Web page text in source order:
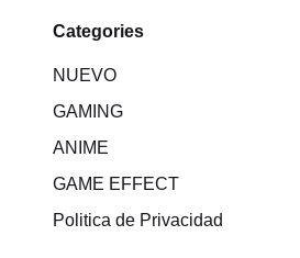
Categories
NUEVO
GAMING
ANIME
GAME EFFECT
Politica de Privacidad